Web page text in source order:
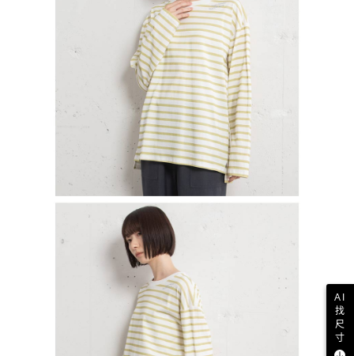
AI
找
尺
寸